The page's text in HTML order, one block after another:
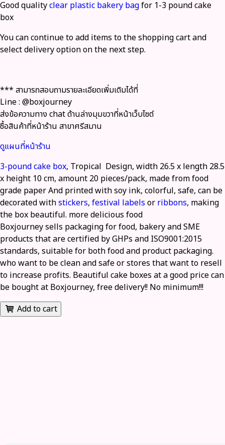
Good qualityclear plastic bakery bagfor 1-3 pound cake
box
You can continue to add items to the shopping cart and
select delivery option on the next step.
*** สามารถสอบถามรายละเอียดเพิ่มเติมได้ที่
Line : @boxjourney
ส่งข้อความทาง chat ด้านล่างมุมขวาที่หน้าเว็บไซต์
ซื้อสินค้าที่หน้าร้าน สาขาศรีสมาน
ดูแผนที่หน้าร้าน
3-pound cake box, Tropical Design, width 26.5 x length 28.5
x height 10 cm, amount 20 pieces/pack, made from food
grade paper And printed with soy ink, colorful, safe, can be
decorated withstickers, festival labels or ribbons, making
the box beautiful. more delicious food
Boxjourney sells packaging for food, bakery and SME
products that are certified by GHPs and ISO9001:2015
standards, suitable for both food and product packaging.
who want to be clean and safe or stores that want to resell
to increase profits. Beautiful cake boxes at a good price can
be bought at Boxjourney, free delivery!! No minimum!!!
Add to cart